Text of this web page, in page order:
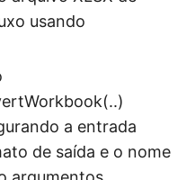
usando
a entrada
de saída e o nome